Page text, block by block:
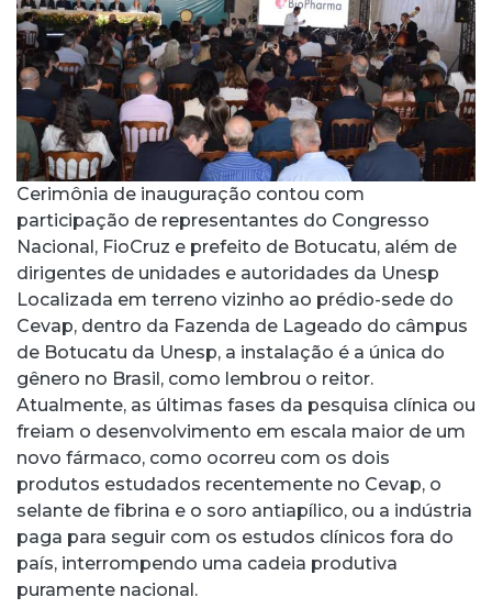
Cerimônia de inauguração contou com
participação de representantes do Congresso
Nacional, FioCruz e prefeito de Botucatu, além de
dirigentes de unidades e autoridades da Unesp
Localizada em terreno vizinho ao prédio-sede do
Cevap, dentro da Fazenda de Lageado do câmpus
de Botucatu da Unesp, a instalação é a única do
gênero no Brasil, como lembrou o reitor.
Atualmente, as últimas fases da pesquisa clínica ou
freiam o desenvolvimento em escala maior de um
novo fármaco, como ocorreu com os dois
produtos estudados recentemente no Cevap, o
selante de fibrina e o soro antiapílico, ou a indústria
paga para seguir com os estudos clínicos fora do
país, interrompendo uma cadeia produtiva
puramente nacional.